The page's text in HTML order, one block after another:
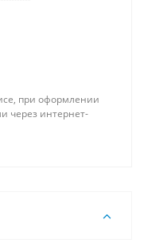
при оформлении
через интернет-